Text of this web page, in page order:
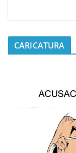
CARICATURA